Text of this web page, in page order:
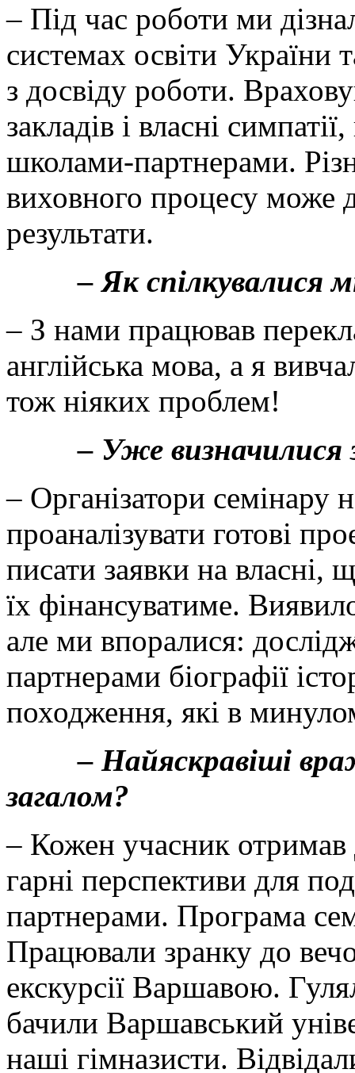
– Під час роботи ми
системах освіти
з досвіду роботи.
закладів і власні
школами-партнерами.
виховного процесу може
результати.
– Як спілкувалися
– З нами працював
англійська мова, а я
тож ніяких проблем!
– Уже визначилися з
– Організатори семінару
проаналізувати готові
писати заявки на власні,
їх фінансуватиме.
але ми впоралися:
партнерами біографії
походження, які в
– Найяскравіші
загалом?
– Кожен учасник отримав
гарні перспективи для
партнерами. Програма
Працювали зранку до
екскурсії Варшавою.
бачили Варшавський
наші гімназисти.